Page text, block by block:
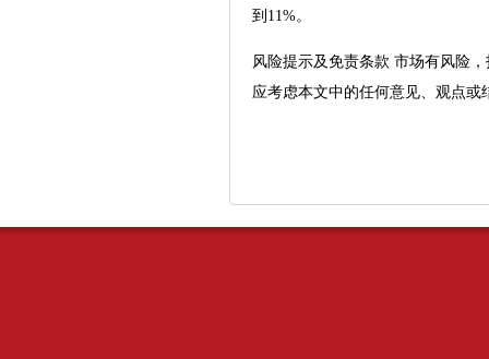
到11%。
风险提示及免责条款 市场有风险
应考虑本文中的任何意见、观点